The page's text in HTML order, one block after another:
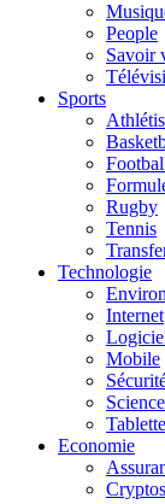
People
Savoir
Sports
Rugby
Tennis
Technologie
Internet
Mobile
Science
Tablette
Economie
Cryptos